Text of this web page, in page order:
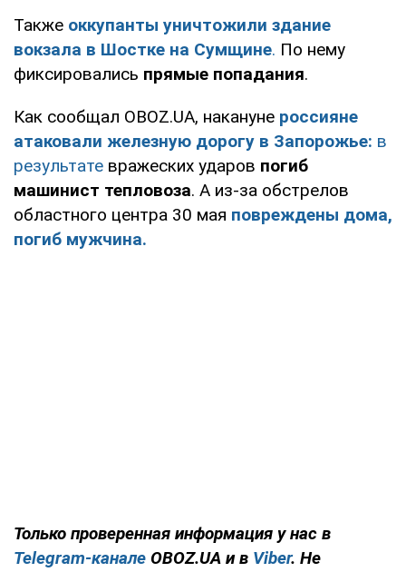
Также оккупанты уничтожили здание
вокзала в Шостке на Сумщине. По нему
фиксировались прямые попадания.
Как сообщал OBOZ.UA, накануне россияне
атаковали железную дорогу в Запорожье: в
результате вражеских ударов погиб
машинист тепловоза. А из-за обстрелов
областного центра 30 мая повреждены дома,
погиб мужчина.
Только проверенная информация у нас в
Telegram-канале OBOZ.UA и в Viber. Не